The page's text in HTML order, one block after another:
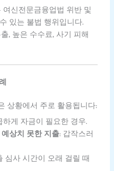
여신전문금융업법 위반 및
있는 불법 행위입니다.
, 높은 수수료, 사기 피해
상황에서 주로 활용됩니다:
하게 자금이 필요한 경우.
상치 못한 지출: 갑작스러
심사 시간이 오래 걸릴 때